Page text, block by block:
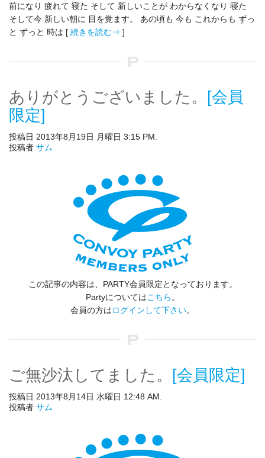
前になり 疲れて 寝た そして 新しいことが わからなくなり 寝た
そして今 新しい朝に 目を覚ます。 あの頃も 今も これからも ずっ
と ずっと 時は [ 続きを読む⇒ ]
ありがとうございました。
[会員
限定]
投稿日 2013年8月19日 月曜日 3:15 PM.
投稿者 サム
この記事の内容は、PARTY会員限定となっております。
Partyについてはこちら 。
会員の方はログインして下さい。
ご無沙汰してました。 [会員限定]
投稿日 2013年8月14日 水曜日 12:48 AM.
投稿者 サム